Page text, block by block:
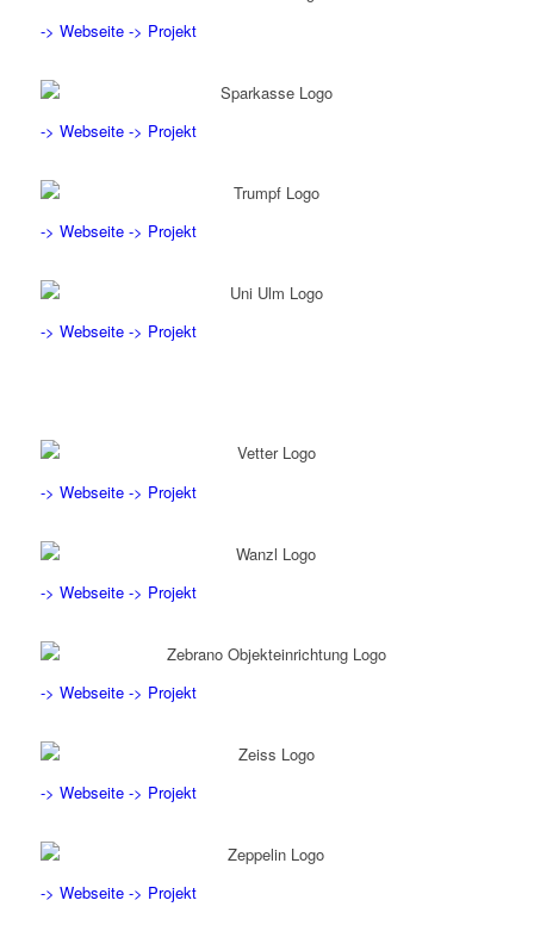
-> Webseite -> Projekt
-> Webseite -> Projekt
-> Webseite -> Projekt
-> Webseite -> Projekt
-> Webseite -> Projekt
-> Webseite -> Projekt
-> Webseite -> Projekt
-> Webseite -> Projekt
-> Webseite -> Projekt